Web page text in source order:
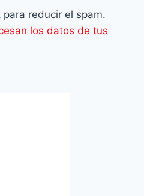
reducir el spam.
los datos de tus